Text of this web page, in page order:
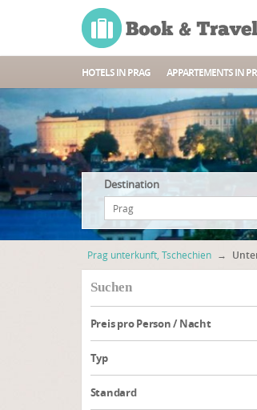
HOTELS IN PRAG APPARTEMENTS IN
Destination
Prag unterkunft, Tschechien →
suchen
Preis pro Person / Nacht
Typ
Standard